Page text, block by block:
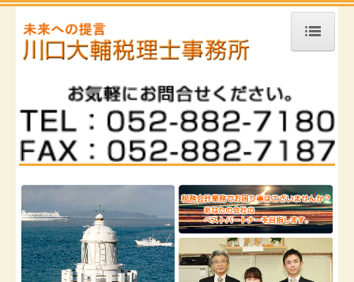
事務所案内
業務内容
相続診断士
税務TOPICS
リンク集